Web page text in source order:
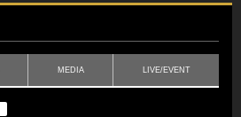
MEDIA LIVE/EVENT